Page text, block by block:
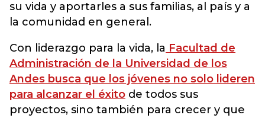
su vida y aportarles a sus familias, al país y a
la comunidad en general.
Con liderazgo para la vida, la Facultad de
Administración de la Universidad de los
Andes busca que los jóvenes no solo lideren
para alcanzar el éxito de todos sus
proyectos, sino también para crecer y que